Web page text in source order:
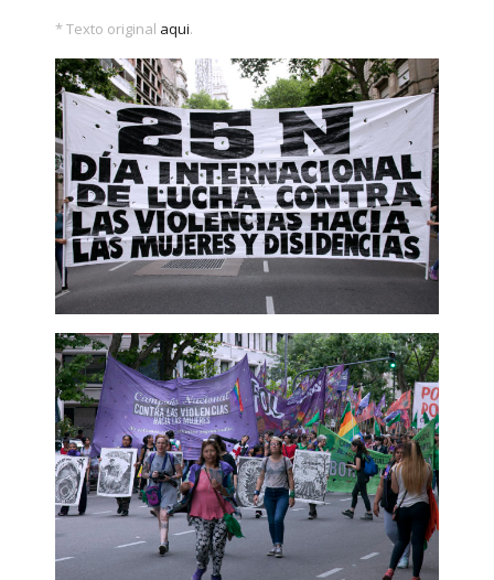
* Texto original aqui.